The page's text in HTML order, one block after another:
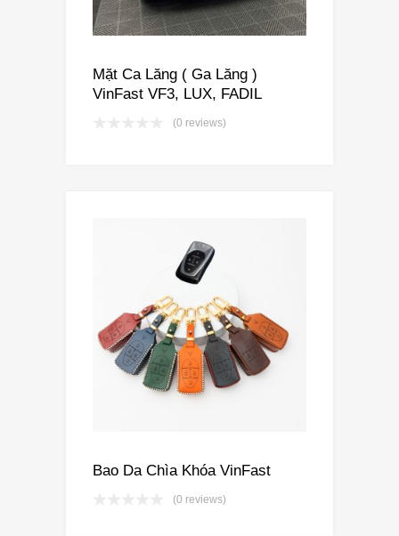
Mặt Ca Lăng ( Ga Lăng )
VinFast VF3, LUX, FADIL
(0 reviews)
Bao Da Chìa Khóa VinFast
(0 reviews)